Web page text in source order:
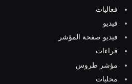
فعاليات
فيديو
فيديو صفحة المؤشر
قراءات
مؤشر طروس
محليات